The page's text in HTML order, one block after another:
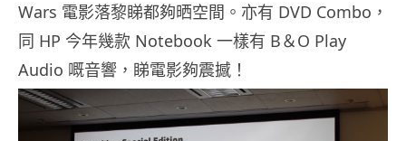
Wars 電影落黎睇都夠晒空間。亦有 DVD Combo，
同 HP 今年幾款 Notebook 一樣有 B＆O Play
Audio 嘅音響，睇電影夠震撼！